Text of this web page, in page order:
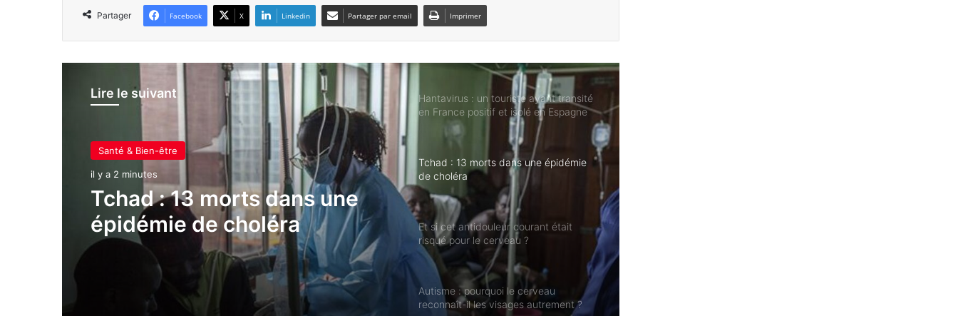
Partager Facebook X Linkedin Partager par email Imprimer
Lire le suivant
Santé & Bien-être
il y a 2 minutes
Tchad : 13 morts dans une
épidémie de choléra
Hantavirus : un touriste ayant transité
en France positif et isolé en Espagne
Tchad : 13 morts dans une épidémie
de choléra
Et si cet antidouleur courant était
risqué pour le cerveau ?
Autisme : pourquoi le cerveau
reconnaît-il les visages autrement ?